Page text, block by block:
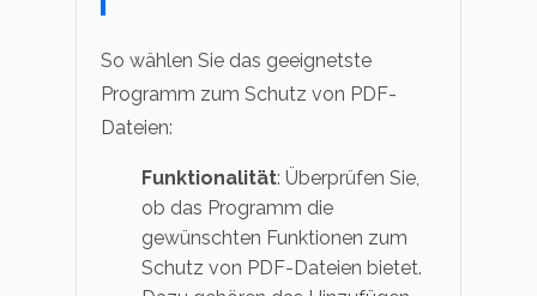
So wählen Sie das geeignetste
Programm zum Schutz von PDF-
Dateien:
Funktionalität: Überprüfen Sie,
ob das Programm die
gewünschten Funktionen zum
Schutz von PDF-Dateien bietet.